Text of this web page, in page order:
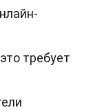
требует